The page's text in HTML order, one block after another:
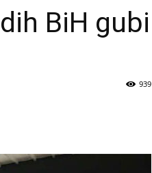
BiH gubi
939